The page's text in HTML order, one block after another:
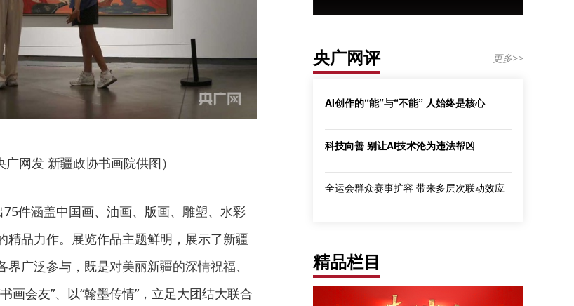
网发 新疆政协书画院供图）
件涵盖中国画、油画、版画、雕塑、水彩
精品力作。展览作品主题鲜明，展示了新疆
广泛参与，既是对美丽新疆的深情祝福、
画会友”、以“翰墨传情”，立足大团结大联合
央广网评 更多>>
AI创作的“能”与“不能” 人始终是核心
科技向善 别让AI技术沦为违法帮凶
全运会群众赛事扩容 带来多层次联动效应
精品栏目